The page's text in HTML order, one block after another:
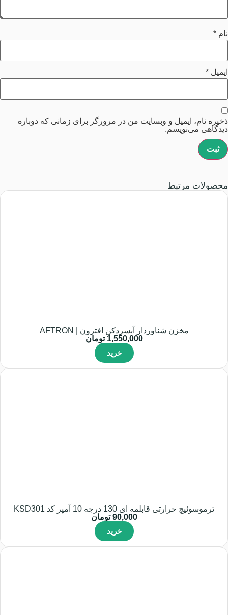
نام *
ایمیل *
ذخیره نام، ایمیل و وبسایت من در مرورگر برای زمانی که دوباره
دیدگاهی می‌نویسم.
محصولات مرتبط
مخزن شناوردار آبسردکن افترون | AFTRON
1,550,000 تومان
خرید
ترموسوئیچ حرارتی قابلمه ای 130 درجه 10 آمپر کد KSD301
90,000 تومان
خرید